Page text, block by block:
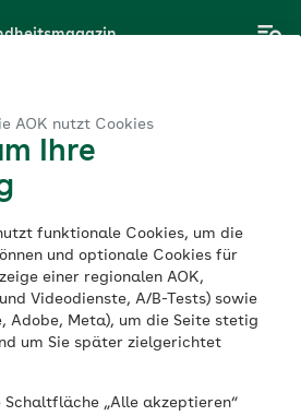
AOK nutzt Cookies
Ihre
funktionale Cookies, um die
und optionale Cookies für
einer regionalen AOK,
Videodienste, A/B-Tests) sowie
Adobe, Meta), um die Seite stetig
um Sie später zielgerichtet
„Alle akzeptieren“
ist ein
Hirn-